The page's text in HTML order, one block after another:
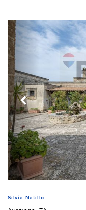
Silvia Natillo